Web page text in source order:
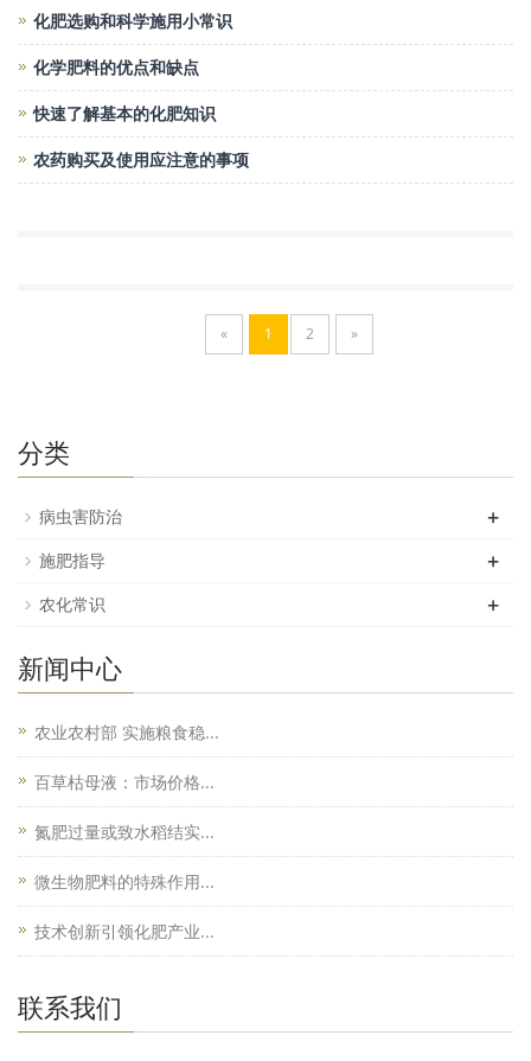
化肥选购和科学施用小常识
化学肥料的优点和缺点
快速了解基本的化肥知识
农药购买及使用应注意的事项
« 1 2 »
分类
病虫害防治 +
施肥指导 +
农化常识 +
新闻中心
农业农村部 实施粮食稳...
百草枯母液：市场价格...
氮肥过量或致水稻结实...
微生物肥料的特殊作用...
技术创新引领化肥产业...
联系我们